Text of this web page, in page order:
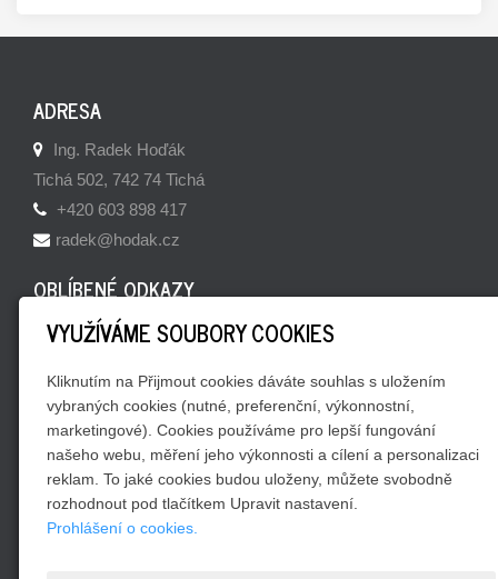
ADRESA
Ing. Radek Hoďák
Tichá 502, 742 74 Tichá
+420 603 898 417
radek@hodak.cz
OBLÍBENÉ ODKAZY
Webkamery v okolí
Naše domácí recepty
JSME SOCIÁLNÍ
VYUŽÍVÁME SOUBORY COOKIES
Kliknutím na Přijmout cookies dáváte souhlas s uložením
vybraných cookies (nutné, preferenční, výkonnostní,
marketingové). Cookies používáme pro lepší fungování
našeho webu, měření jeho výkonnosti a cílení a personalizaci
reklam. To jaké cookies budou uloženy, můžete svobodně
rozhodnout pod tlačítkem Upravit nastavení.
Prohlášení o cookies.